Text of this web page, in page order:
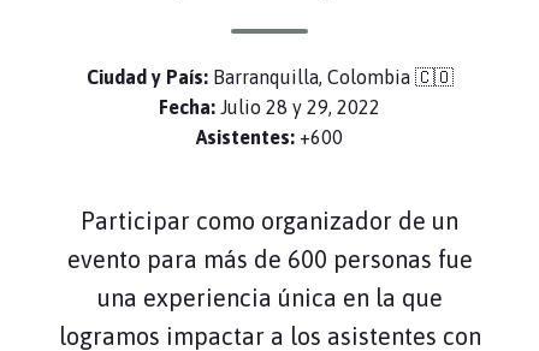
Ciudad y País: Barranquilla, Colombia 🇨🇴
Fecha: Julio 28 y 29, 2022
Asistentes: +600
Participar como organizador de un
evento para más de 600 personas fue
una experiencia única en la que
logramos impactar a los asistentes con